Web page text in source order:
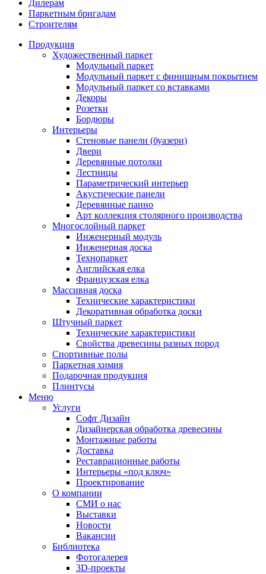
Дилерам
Паркетным бригадам
Строителям
Продукция
Художественный паркет
Модульный паркет
Модульный паркет с финишным покрытием
Модульный паркет со вставками
Декоры
Розетки
Бордюры
Интерьеры
Стеновые панели (буазери)
Двери
Деревянные потолки
Лестницы
Параметрический интерьер
Акустические панели
Деревянные панно
Арт коллекция столярного производства
Многослойный паркет
Инженерный модуль
Инженерная доска
Технопаркет
Английская елка
Французская елка
Массивная доска
Технические характеристики
Декоративная обработка доски
Штучный паркет
Технические характеристики
Свойства древесины разных пород
Спортивные полы
Паркетная химия
Подарочная продукция
Плинтусы
Меню
Услуги
Софт Дизайн
Дизайнерская обработка древесины
Монтажные работы
Доставка
Реставрационные работы
Интерьеры «под ключ»
Проектирование
О компании
СМИ о нас
Выставки
Новости
Вакансии
Библиотека
Фотогалерея
3D-проекты